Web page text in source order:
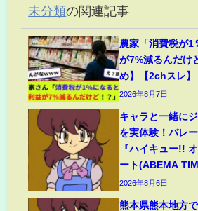
未分類の関連記事
農家「消費税が1
が7%減るんだけ
め】【2chスレ】
2026年8月7日
キャラと一緒に
を実体験！バレ
『ハイキュー!!
ート(ABEMA
2026年8月6日
熊本県熊本地方